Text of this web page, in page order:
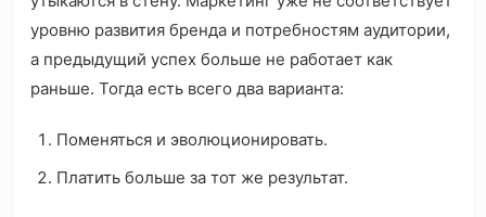
уровню развития бренда и потребностям аудитории,
а предыдущий успех больше не работает как
раньше. Тогда есть всего два варианта:
Поменяться и эволюционировать.
Платить больше за тот же результат.